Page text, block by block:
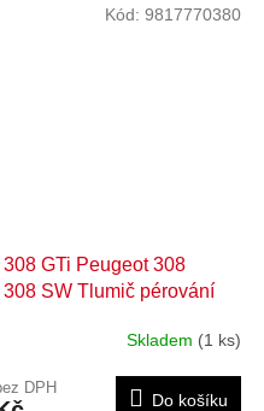
308 GTi Peugeot 308
308 SW Tlumič pérování
Skladem (1 ks)
DPH
Do košíku
Kód: 9817770380